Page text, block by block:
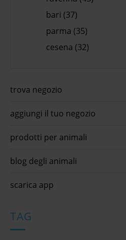
bari (37)
parma (35)
cesena (32)
trova negozio
aggiungi il tuo negozio
prodotti per animali
blog degli animali
scarica app
TAG